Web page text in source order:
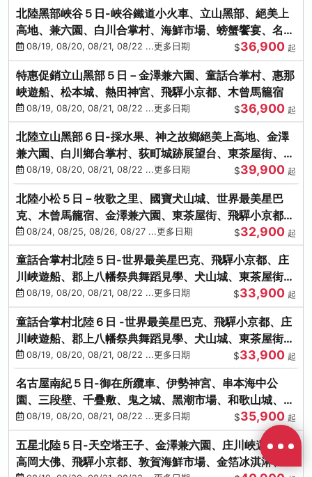
北陸黑部峽谷５日-峽谷鐵道小火車、立山黑部、絕美上
高地、兼六園、白川合掌村、海鮮市場、螃蟹饗宴、名湯
雙溫泉
08/19, 08/20, 08/21, 08/22 ...更多日期 $36,900 起
特惠促銷立山黑部５日－金澤兼六園、童話合掌村、惠那
峽遊船、松本城、熱田神宮、飛驒小京都、木曾馬籠宿
08/19, 08/20, 08/21, 08/22 ...更多日期 $36,900 起
北陸立山黑部６日-採水果、神之故鄉絕美上高地、金澤
兼六園、白川鄉合掌村、荻町城跡展望台、東茶屋街、名
花之里絢爛花海
08/19, 08/20, 08/21, 08/22 ...更多日期 $39,900 起
北陸小松５日－牧歌之里、國寶犬山城、世界最美星巴
克、木曾馬籠宿、金澤兼六園、東茶屋街、飛驒小京都、
白川鄉合掌村
08/24, 08/25, 08/26, 08/27 ...更多日期 $32,900 起
童話合掌村北陸５日-世界最美星巴克、飛驒小京都、庄
川峽遊船、郡上八幡祭典舞蹈見學、犬山城、東茶屋街、
松葉蟹、金箔冰淇淋
08/19, 08/20, 08/21, 08/22 ...更多日期 $33,900 起
童話合掌村北陸６日 -世界最美星巴克、飛驒小京都、庄
川峽遊船、郡上八幡祭典舞蹈見學、犬山城、東茶屋街、
松葉蟹、金箔冰淇淋
08/19, 08/20, 08/21, 08/22 ...更多日期 $33,900 起
名古屋南紀５日-御在所纜車、伊勢神宮、串本海中公
園、三段壁、千疊敷、鬼之城、黑潮市場、和歌山城、伊
勢龍蝦溫泉
08/19, 08/20, 08/21, 08/22 ...更多日期 $35,900 起
五星北陸５日-天空塔王子、金澤兼六園、庄川峽遊船、
高岡大佛、飛驒小京都、敦賀海鮮市場、金箔冰淇淋、鰻